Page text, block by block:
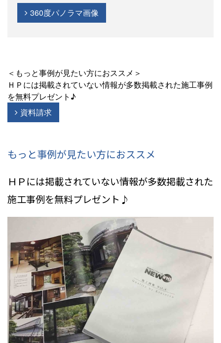
360度パノラマ画像
＜もっと事例が見たい方におススメ＞
ＨＰには掲載されていない情報が多数掲載された施工事例
を無料プレゼント♪
資料請求
もっと事例が見たい方におススメ
ＨＰには掲載されていない情報が多数掲載された
施工事例を無料プレゼント♪